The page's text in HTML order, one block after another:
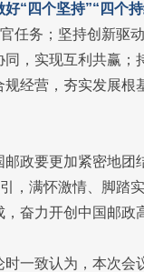
好“四个坚持”“四个持
官任务；坚持创新驱
同，实现互利共赢
规经营，夯实发展
政要更加紧密地团
引，满怀激情、脚踏
奋力开创中国邮政
时一致认为，本次会